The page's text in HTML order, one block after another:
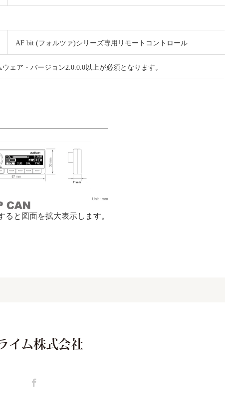
AF bit (フォルツァ)シリーズ専用リモートコントロール
ェア・バージョン2.0.0.0以上が必須となります。
ると図面を拡大表示します。